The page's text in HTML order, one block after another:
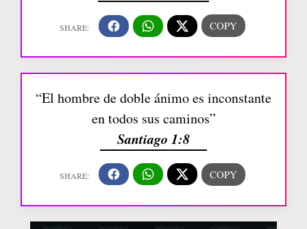
“El hombre de doble ánimo es inconstante
en todos sus caminos”
Santiago 1:8